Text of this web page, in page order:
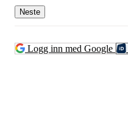
Neste
Logg inn med Google